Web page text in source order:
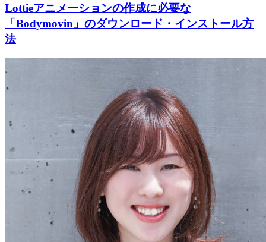
Lottieアニメーションの作成に必要な
「Bodymovin」のダウンロード・インストール方
法